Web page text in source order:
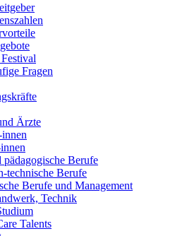
Fragen
Ärzte
pädagogische Berufe
technische Berufe
Berufe und Management
Technik
Talents